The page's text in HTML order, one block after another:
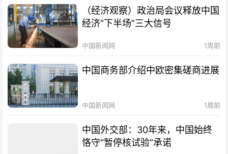
（经济观察）政治局会议释放中国
经济“下半场”三大信号
中国新闻网 1周前
中国商务部介绍中欧密集磋商进展
中国新闻网 1周前
中国外交部：30年来，中国始终
恪守“暂停核试验”承诺